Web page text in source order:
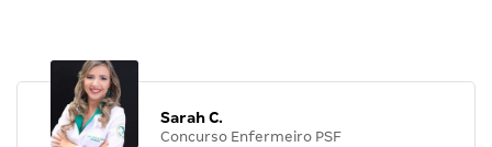
Sarah C.
Concurso Enfermeiro PSF